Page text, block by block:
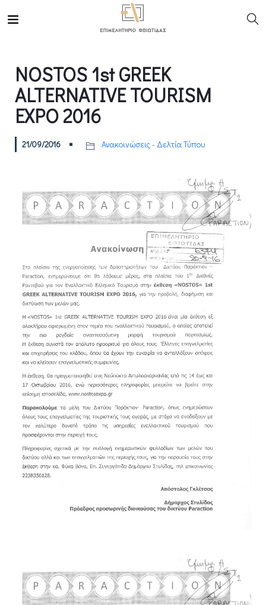
NOSTOS 1st GREEK
ALTERNATIVE TOURISM
EXPO 2016
21/09/2016 Ανακοινώσεις - Δελτία Τύπου